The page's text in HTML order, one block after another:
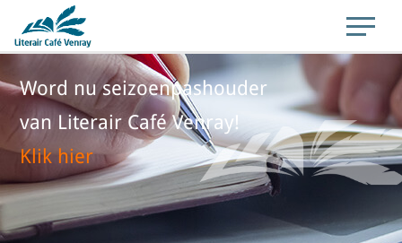
Word nu seizoenpashouder
van Literair Café Venray!
Klik hier